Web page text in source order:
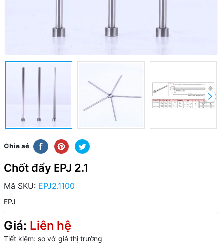
Chia sẻ
Chốt đẩy EPJ 2.1
Mã SKU: EPJ2.1100
EPJ
Giá: Liên hệ
Tiết kiệm: so với giá thị trường